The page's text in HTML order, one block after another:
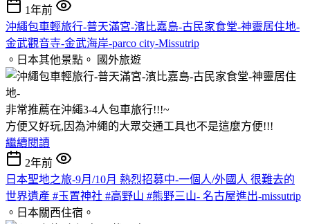
1年前
沖繩包車輕旅行-普天滿宮-濱比嘉島-古民家食堂-神靈居住地-
金武觀音寺-金武海岸-parco city-Missutrip
。日本其他景點。
國外旅遊
非常推薦在沖繩3-4人包車旅行!!!~
方便又好玩,因為沖繩的大眾交通工具也不是這麼方便!!!
繼續閱讀
2年前
日本聖地之旅-9月/10月 熱烈招募中-一個人/外國人 很難去的
世界遺產 #玉置神社 #高野山 #熊野三山- 名古屋進出-missutrip
。日本關西住宿。